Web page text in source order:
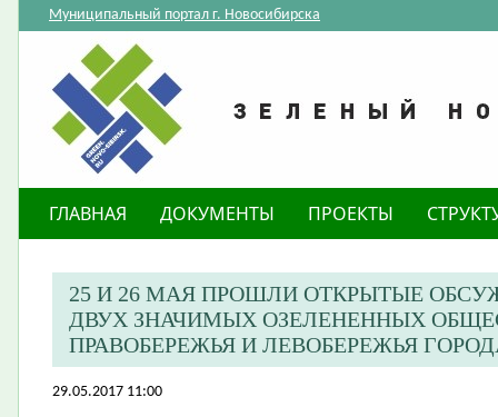
Муниципальный портал г. Новосибирска
ГЛАВНАЯ ДОКУМЕНТЫ ПРОЕКТЫ
25 И 26 МАЯ ПРОШЛИ ОТКРЫТЫЕ
ДВУХ ЗНАЧИМЫХ ОЗЕЛЕНЕННЫХ
ПРАВОБЕРЕЖЬЯ И ЛЕВОБЕРЕЖЬЯ
29.05.2017 11:00